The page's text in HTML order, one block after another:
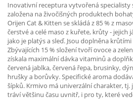
Inovativní receptura vytvořená specialisty
založena na živočišných produktech
Orijen Cat & Kitten se skládá z 85 % z
čerstvé a celé maso z kuřete, krůty - jejich
jako je platýs a sleď. Jsou doplněna
Zbývajících 15 % složení tvoří ovoce a
získala maximální dávka vitaminů a
červená jablka, červená řepa, brusinky,
hrušky a borůvky. Specifické aroma
šípků. Krmivo má univerzální charakter,
tráví většinu času uvnitř, i pro ty, které